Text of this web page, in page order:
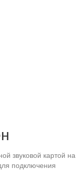
звуковой картой на
подключения